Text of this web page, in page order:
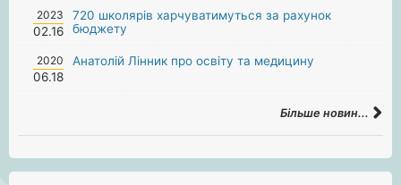
2023
02.16
720 школярів харчуватимуться за рахунок
бюджету
2020
06.18
Анатолій Лінник про освіту та медицину
Більше новин...